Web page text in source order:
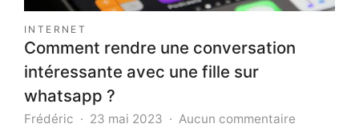
INTERNET
Comment rendre une conversation
intéressante avec une fille sur
whatsapp ?
Frédéric 23 mai 2023 Aucun commentaire